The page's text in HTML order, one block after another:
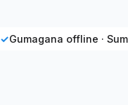
✓Gumagana offline ·